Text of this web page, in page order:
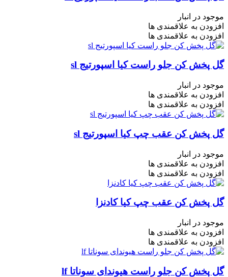
موجود در انبار
افزودن به علاقمندی ها
افزودن به علاقمندی ها
گل پخش کن جلو راست کیا اسپورتیج sl
موجود در انبار
افزودن به علاقمندی ها
افزودن به علاقمندی ها
گل پخش کن عقب چپ کیا اسپورتیج sl
موجود در انبار
افزودن به علاقمندی ها
افزودن به علاقمندی ها
گل پخش کن عقب چپ کیا کادنزا
موجود در انبار
افزودن به علاقمندی ها
افزودن به علاقمندی ها
گل پخش کن جلو راست هیوندای سوناتا lf